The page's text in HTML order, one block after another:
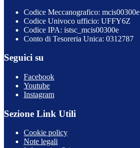
Codice Meccanografico: mcis00300e
Codice Univoco ufficio: UFFY6Z
Codice IPA: istsc_mcis00300e
Conto di Tesoreria Unica: 0312787
Seguici su
Facebook
Youtube
Instagram
Sezione Link Utili
Cookie policy
Note legali